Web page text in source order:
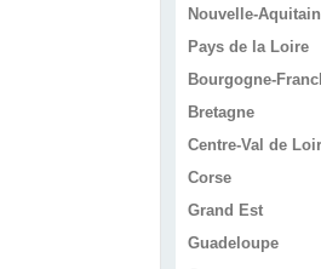
Nouvelle-
Pays de la Loire
Bourgogne-
Bretagne
Centre-Val de
Corse
Grand Est
Guadeloupe